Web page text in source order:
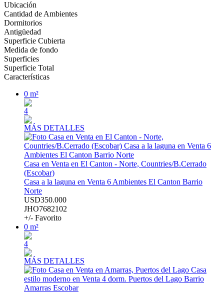
Ubicación
Cantidad de Ambientes
Dormitorios
Antigüedad
Superficie Cubierta
Medida de fondo
Superficies
Superficie Total
Características
0 m²
4
MÁS DETALLES
Casa en Venta en El Canton - Norte, Countries/B.Cerrado
(Escobar)
Casa a la laguna en Venta 6 Ambientes El Canton Barrio
Norte
USD350.000
JHO7682102
+/- Favorito
0 m²
4
MÁS DETALLES